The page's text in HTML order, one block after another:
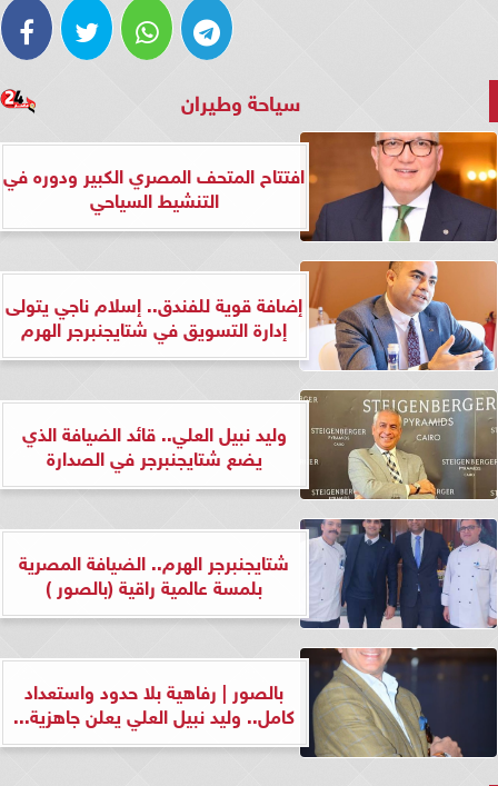
سياحة وطيران
افتتاح المتحف المصري الكبير ودوره في
التنشيط السياحي
إضافة قوية للفندق.. إسلام ناجي يتولى
إدارة التسويق في شتايجنبرجر الهرم
وليد نبيل العلي.. قائد الضيافة الذي
يضع شتايجنبرجر في الصدارة
شتايجنبرجر الهرم.. الضيافة المصرية
بلمسة عالمية راقية (بالصور )
بالصور | رفاهية بلا حدود واستعداد
كامل.. وليد نبيل العلي يعلن جاهزية...